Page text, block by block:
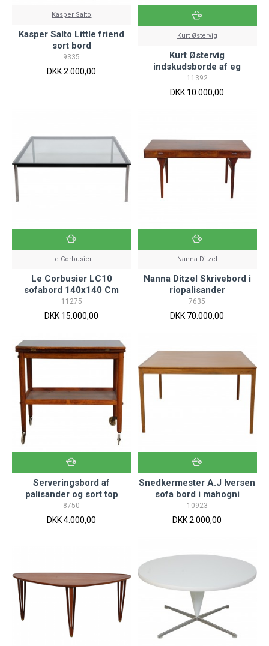
Kasper Salto
Kasper Salto Little friend
sort bord
9335
DKK 2.000,00
Kurt Østervig
Kurt Østervig
indskudsborde af eg
11392
DKK 10.000,00
Le Corbusier
Le Corbusier LC10
sofabord 140x140 Cm
11275
DKK 15.000,00
Nanna Ditzel
Nanna Ditzel Skrivebord i
riopalisander
7635
DKK 70.000,00
Serveringsbord af
palisander og sort top
8750
DKK 4.000,00
Snedkermester A.J Iversen
sofa bord i mahogni
10923
DKK 2.000,00